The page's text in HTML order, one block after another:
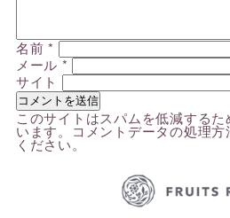
名前*
メール *
サイト
このサイトはスパムを低減する
います。 コメントデータの処理
ください。